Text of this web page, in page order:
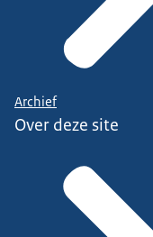
Archief
Over deze site